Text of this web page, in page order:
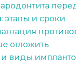
этапы и сроки
отложить
виды